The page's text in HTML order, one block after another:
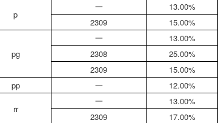
p
一 13.00%
2309
15.00%
pg
一 13.00%
2308
25.00%
2309
15.00%
pp 一 12.00%
rr
一 13.00%
2309
17.00%